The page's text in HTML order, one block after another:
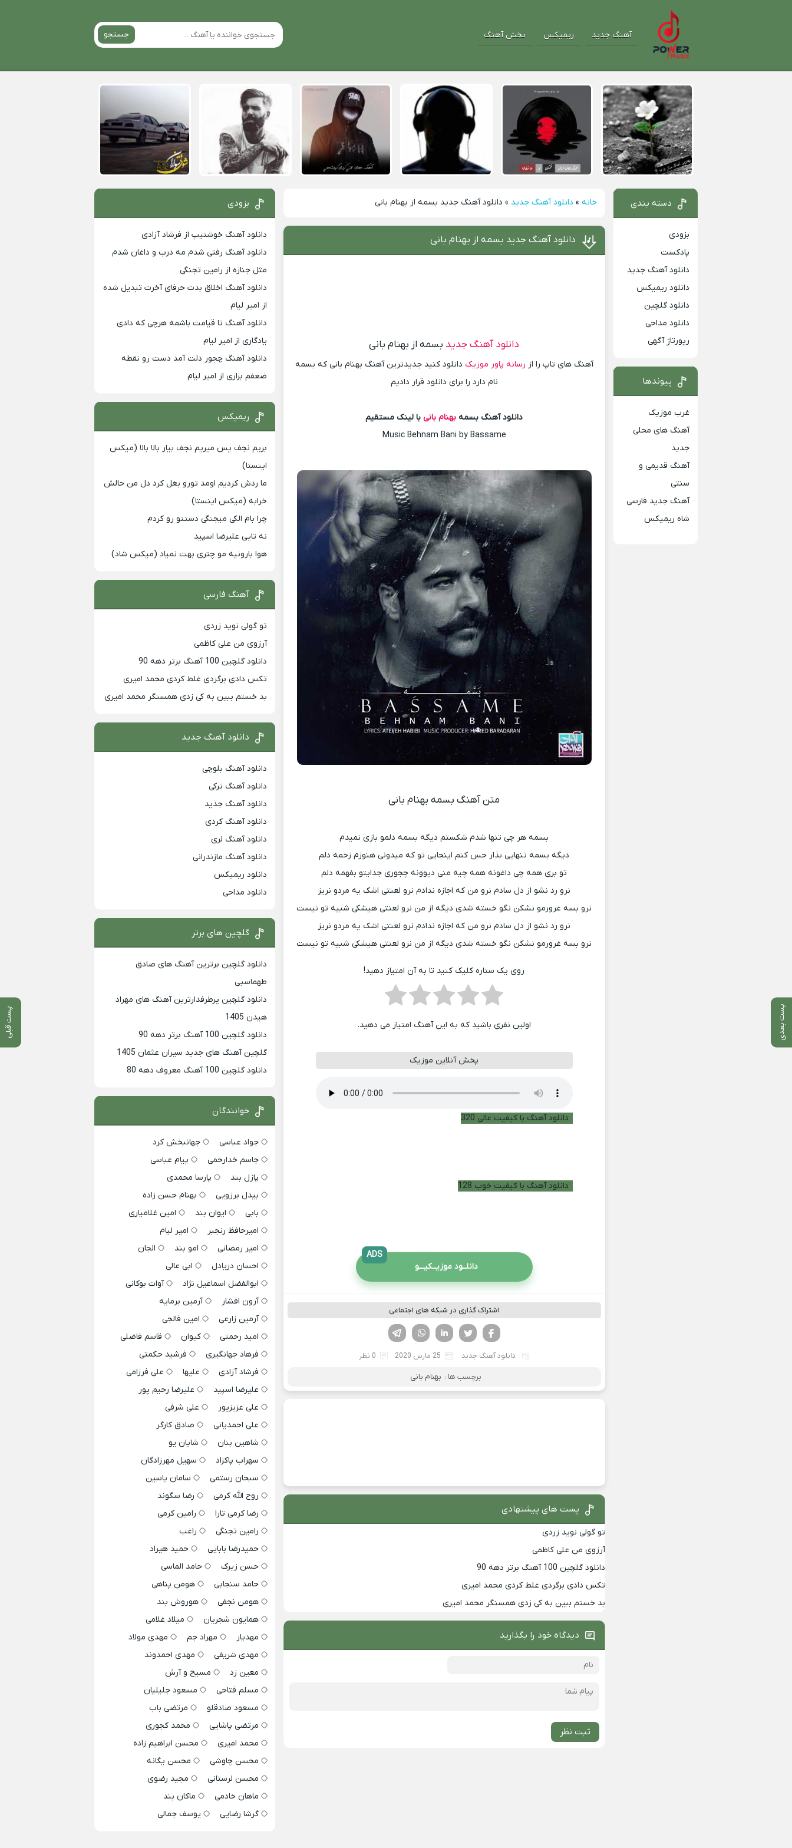
آهنگ جدید ریمیکس پخش آهنگ جستجو
خانه » دانلود آهنگ جدید » دانلود آهنگ جدید بسمه از بهنام بانی
پست بعدی پست قبلی
دانلود آهنگ جدید بسمه از بهنام بانی
دانلود آهنگ جدید بسمه از بهنام بانی
آهنگ های تاپ را از رسانه پاور موزیک دانلود کنید جدیدترین آهنگ بهنام بانی که بسمه
نام دارد را برای دانلود قرار دادیم
دانلود آهنگ بسمه بهنام بانی با لینک مستقیم
Music Behnam Bani by Bassame
متن آهنگ بسمه بهنام بانی
بسمه هر چی تنها شدم شکستم دیگه بسمه دلمو بازی نمیدم
دیگه بسمه تنهایی بذار حس کنم اینجایی تو که میدونی هنوزم زخمه دلم
تو بری همه چی داغونه همه چیه منی دیوونه چجوری جدایتو بفهمه دلم
نرو رد نشو از دل سادم نرو من که اجازه ندادم نرو لعنتی اشک یه مردو نریز
نرو بسه غرورمو نشکن نگو خسته شدی دیگه از من نرو لعنتی هیشکی شبیه تو نیست
نرو رد نشو از دل سادم نرو من که اجازه ندادم نرو لعنتی اشک یه مردو نریز
نرو بسه غرورمو نشکن نگو خسته شدی دیگه از من نرو لعنتی هیشکی شبیه تو نیست
روی یک ستاره کلیک کنید تا به آن امتیاز دهید!
اولین نفری باشید که به این آهنگ امتیاز می دهید.
پخش آنلاین موزیک
دانلود آهنگ با کیفیت عالی 320
دانلود آهنگ با کیفیت خوب 128
دانلــود موزیــکیـــو
ADS
اشتراک گذاری در شبکه های اجتماعی
لینکدین تویتر
فیسوک
دانلود آهنگ جدید 25 مارس 2020 0 نظر
برچسب ها : بهنام بانی
پست های پیشنهادی
تو گولی نوید زردی
آرزوی من علی کاظمی
دانلود گلچین 100 آهنگ برتر دهه 90
تکس دادی برگردی غلط کردی محمد امیری
بد خستم ببین به کی زدی همسنگر محمد امیری
دیدگاه خود را بگذارید
ثبت نظر
دسته بندی
بزودی
پادکست
دانلود آهنگ جدید
دانلود ریمیکس
دانلود گلچین
دانلود مداحی
رپورتاژ آگهی
پیوندها
غرب موزیک
آهنگ های محلی
جدید
آهنگ قدیمی و
سنتی
آهنگ جدید فارسی
شاه ریمیکس
بزودی
دانلود آهنگ خوشتیپ از فرشاد آزادی
دانلود آهنگ رفتی شدم مه درب و داغان شدم
مثل جنازه از رامین تجنگی
دانلود آهنگ اخلاق بدت حرفای آخرت تبدیل شده
از امیر لیام
دانلود آهنگ تا قیامت باشمه هرچی که دادی
یادگاری از امیر لیام
دانلود آهنگ چجور دلت آمد دست رو نقطه
ضعفم بزاری از امیر لیام
ریمیکس
بریم نجف پس میریم نجف بیار بالا بالا (میکس
اینستا)
ما ردش کردیم اومد تورو بغل کرد دل من حالش
خرابه (میکس اینستا)
چرا بام الکی میجنگی دستتو رو کردم
نه تایی علیرضا اسپید
هوا بارونیه مو چتری بهت نمیاد (میکس شاد)
آهنگ فارسی
تو گولی نوید زردی
آرزوی من علی کاظمی
دانلود گلچین 100 آهنگ برتر دهه 90
تکس دادی برگردی غلط کردی محمد امیری
بد خستم ببین به کی زدی همسنگر محمد امیری
دانلود آهنگ جدید
دانلود آهنگ بلوچی
دانلود آهنگ ترکی
دانلود آهنگ جدید
دانلود آهنگ کردی
دانلود آهنگ لری
دانلود آهنگ مازندرانی
دانلود ریمیکس
دانلود مداحی
گلچین های برتر
دانلود گلچین برترین آهنگ های صادق
طهماسبی
دانلود گلچین پرطرفدارترین آهنگ های مهراد
هیدن 1405
دانلود گلچین 100 آهنگ برتر دهه 90
گلچین آهنگ های جدید سیران عثمان 1405
دانلود گلچین 100 آهنگ معروف دهه 80
خوانندگان
جواد عباسی
جهانبخش کرد
جاسم خدارحمی
پیام عباسی
پازل بند
پارسا محمدی
بیدل برزویی
بهنام حسن زاده
بابی
ایوان بند
امین غلامیاری
امیرحافظ رنجبر
امیر لیام
امیر رمضانی
امو بند
الجان
احسان دریادل
ابی عالی
ابوالفضل اسماعیل نژاد
آوات بوکانی
آرون افشار
آرمین برمایه
آرمین زارعی
امین فالجی
امید رحمتی
کیوان
قاسم فاضلی
فرهاد جهانگیری
فرشید حکمتی
فرشاد آزادی
علیها
علی فرزامی
علیرضا اسپید
علیرضا رحیم پور
علی عزیزپور
علی شرفی
علی احمدیانی
صادق کارگر
شاهین بنان
شایان یو
سهراب پاکزاد
سهیل مهرزادگان
سبحان رستمی
سامان یاسین
روح الله کرمی
رضا سگوند
رضا کرمی تارا
رامین کرمی
رامین تجنگی
راغب
حمیدرضا بابایی
حمید هیراد
حسن زیرک
حامد الماسی
حامد سنجابی
هومن پناهی
هومن نجفی
هوروش بند
همایون شجریان
میلاد غلامی
مهدیار
مهراد جم
مهدی مولاد
مهدی شریفی
مهدی احمدوند
معین زد
مسیح و آرش
مسلم فتاحی
مسعود جلیلیان
مسعود صادقلو
مرتضی باب
مرتضی پاشایی
محمد کجوری
محمد امیری
محسن ابراهیم زاده
محسن چاوشی
محسن یگانه
محسن لرستانی
مجید رضوی
ماهان خادمی
ماکان بند
گرشا رضایی
یوسف جمالی